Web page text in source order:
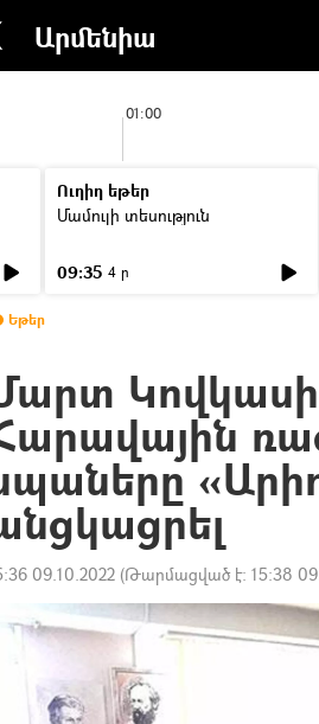
Արմենիա
01:00
Ուղիղ եթեր
Մամուլի տեսություն
09:35 4 ր
Եթեր
09.10.2022 (Թարմացված է: 15:38